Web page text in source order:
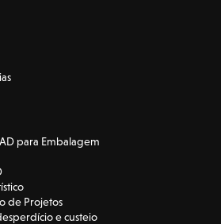
para Embalagem
de Projetos
e custeio